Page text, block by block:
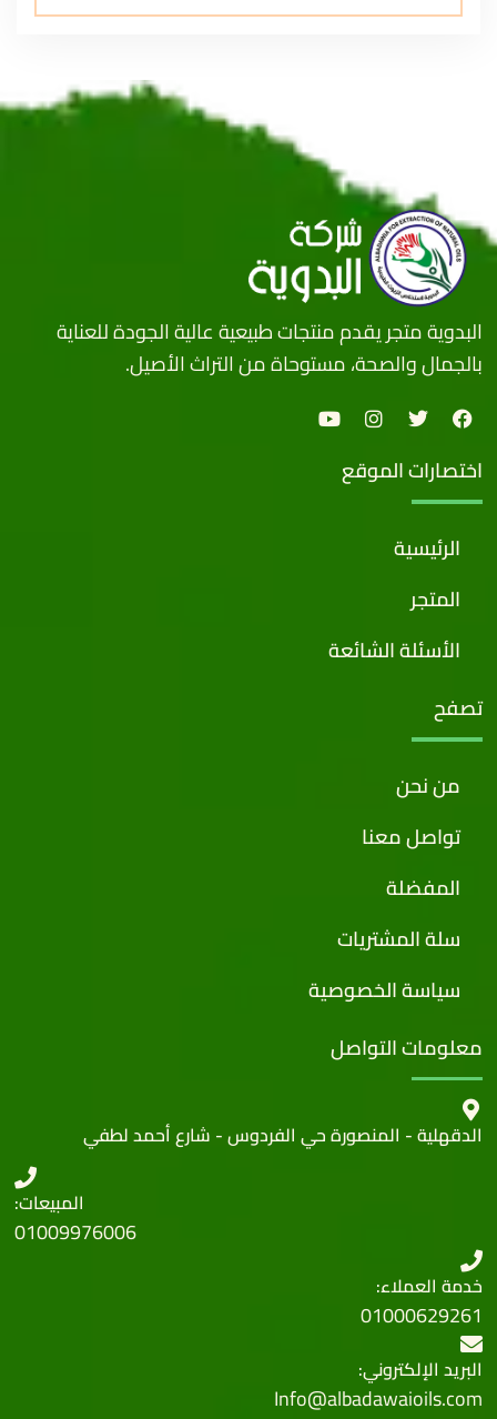
البدوية متجر يقدم منتجات طبيعية عالية الجودة للعناية
بالجمال والصحة، مستوحاة من التراث الأصيل.
اختصارات الموقع
الرئيسية
المتجر
الأسئلة الشائعة
تصفح
من نحن
تواصل معنا
المفضلة
سلة المشتريات
سياسة الخصوصية
معلومات التواصل
الدقهلية - المنصورة حي الفردوس - شارع أحمد لطفي
المبيعات:
01009976006
خدمة العملاء:
01000629261
البريد الإلكتروني:
Info@albadawaioils.com